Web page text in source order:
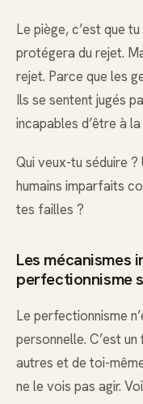
Le piège, c’est que
protégera du rejet.
rejet. Parce que les
Ils se sentent jugés
incapables d’être à
Qui veux-tu séduire ?
humains imparfaits
tes failles ?
Les mécanismes
perfectionnisme
Le perfectionnisme
personnelle. C’est
autres et de toi-
ne le vois pas agir.